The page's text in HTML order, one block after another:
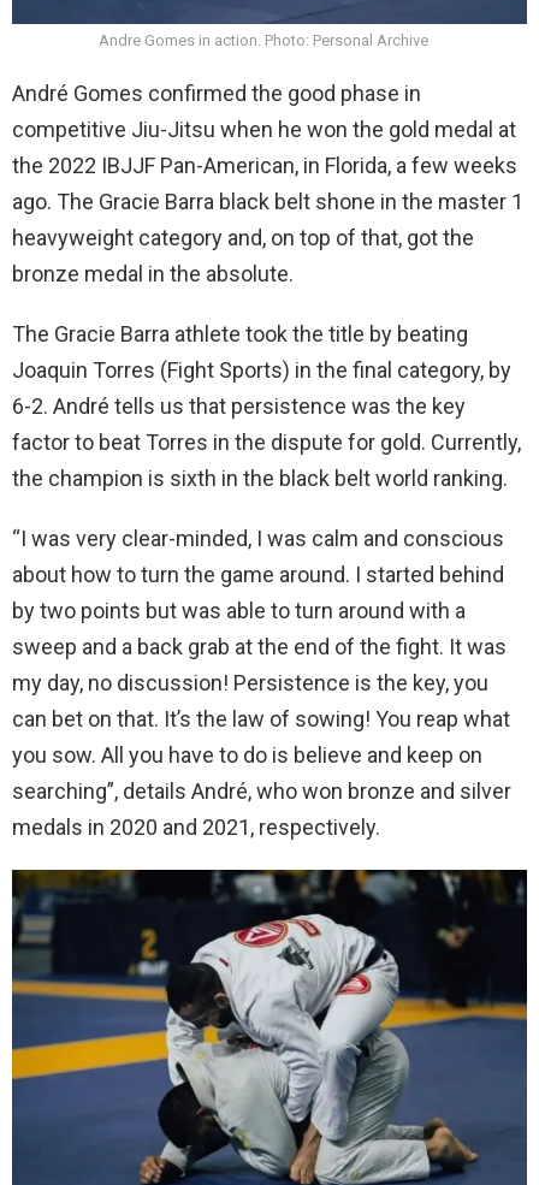
Andre Gomes in action. Photo: Personal Archive
André Gomes confirmed the good phase in
competitive Jiu-Jitsu when he won the gold medal at
the 2022 IBJJF Pan-American, in Florida, a few weeks
ago. The Gracie Barra black belt shone in the master 1
heavyweight category and, on top of that, got the
bronze medal in the absolute.
The Gracie Barra athlete took the title by beating
Joaquin Torres (Fight Sports) in the final category, by
6-2. André tells us that persistence was the key
factor to beat Torres in the dispute for gold. Currently,
the champion is sixth in the black belt world ranking.
“I was very clear-minded, I was calm and conscious
about how to turn the game around. I started behind
by two points but was able to turn around with a
sweep and a back grab at the end of the fight. It was
my day, no discussion! Persistence is the key, you
can bet on that. It’s the law of sowing! You reap what
you sow. All you have to do is believe and keep on
searching”, details André, who won bronze and silver
medals in 2020 and 2021, respectively.